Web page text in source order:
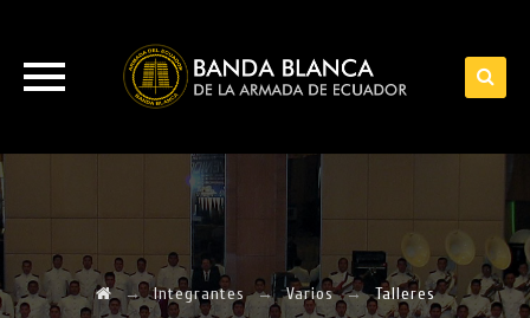
→Integrantes→Varios→Talleres